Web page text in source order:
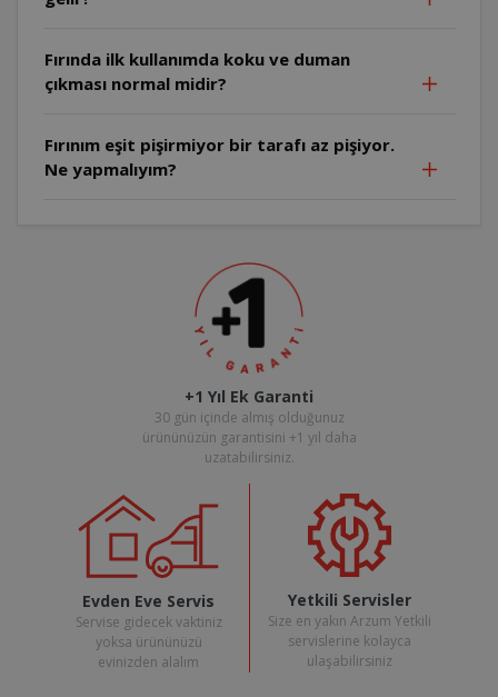
Fırında ilk kullanımda koku ve duman
çıkması normal midir?
Fırınım eşit pişirmiyor bir tarafı az pişiyor.
Ne yapmalıyım?
+1 Yıl Ek Garanti
30 gün içinde almış olduğunuz
ürününüzün garantisini +1 yıl daha
uzatabilirsiniz.
Evden Eve Servis
Servise gidecek vaktiniz
yoksa ürününüzü
evinizden alalım
Yetkili Servisler
Size en yakın Arzum Yetkili
servislerine kolayca
ulaşabilirsiniz